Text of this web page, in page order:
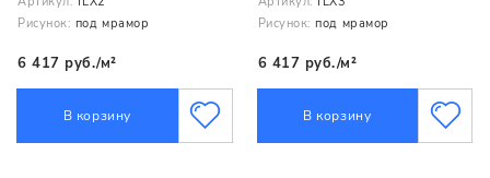
Рисунок: под мрамор
6 417 руб./м²
В корзину
Рисунок: под мрамор
6 417 руб./м²
В корзину